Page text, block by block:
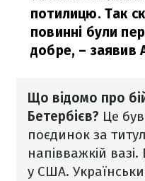
потилицю. Так
повинні були
добре, – заявив
Що відомо про
Бетербієв? Це
поєдинок за
напівважкій
у США.